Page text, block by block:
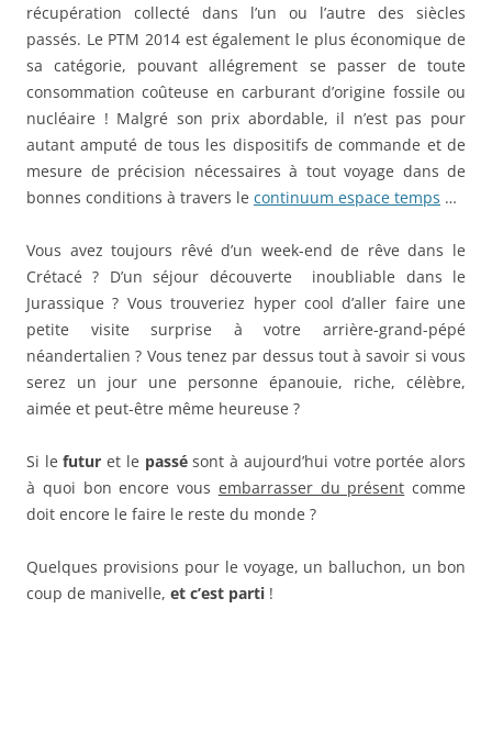
récupération collecté dans l’un ou l’autre des siècles
passés. Le PTM 2014 est également le plus économique de
sa catégorie, pouvant allégrement se passer de toute
consommation coûteuse en carburant d’origine fossile ou
nucléaire ! Malgré son prix abordable, il n’est pas pour
autant amputé de tous les dispositifs de commande et de
mesure de précision nécessaires à tout voyage dans de
bonnes conditions à travers le continuum espace temps …
Vous avez toujours rêvé d’un week-end de rêve dans le
Crétacé ? D’un séjour découverte inoubliable dans le
Jurassique ? Vous trouveriez hyper cool d’aller faire une
petite visite surprise à votre arrière-grand-pépé
néandertalien ? Vous tenez par dessus tout à savoir si vous
serez un jour une personne épanouie, riche, célèbre,
aimée et peut-être même heureuse ?
Si lefutur et le passésont à aujourd’hui votre portée alors
à quoi bon encore vous embarrasser du présent comme
doit encore le faire le reste du monde ?
Quelques provisions pour le voyage, un balluchon, un bon
coup de manivelle, et c’est parti !